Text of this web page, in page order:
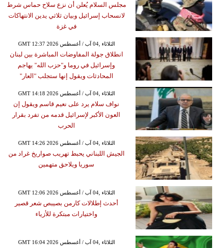
مجلس السلام يُعلن أن نزع سلاح حماس شرط
لانسحاب إسرائيل وبيان ثلاثي يدين الانتهاكات
في غزة
GMT 12:37 2026 الثلاثاء ,04 آب / أغسطس
انطلاق جولة المفاوضات المباشرة بين لبنان
وإسرائيل في روما و"حزب الله" يهاجم
المحادثات ويقول إنها ستجلب "العار"
GMT 14:18 2026 الثلاثاء ,04 آب / أغسطس
نواف سلام يرد على نعيم قاسم ويقول إن
العون الأكبر لإسرائيل قدمه من تفرد بقرار
الحرب
GMT 14:26 2026 الثلاثاء ,04 آب / أغسطس
الجيش اللبناني يحبط تهريب صواريخ غراد من
سوريا ويلاحق متهمين
GMT 12:06 2026 الثلاثاء ,04 آب / أغسطس
أحدث إطلالات كارمن بصيبص شعر قصير
واختيارات مبتكرة للأزياء
GMT 16:04 2026 الثلاثاء ,04 آب / أغسطس